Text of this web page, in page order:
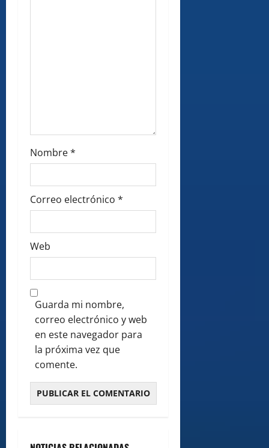
Nombre*
Correo electrónico *
Web
Guarda mi nombre,
correo electrónico y web
en este navegador para
la próxima vez que
comente.